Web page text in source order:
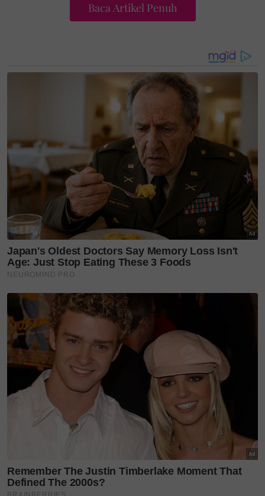
Terdahulu Luqman mendirikan rumah tangga
Mac lalu ketika negara dalam pelaksanaan Perintah
Kawalan Pergerakan (PKP).
Majlis tersebut diadakan secara tertutup dengan
hanya dihadiri keluarga terdekat kedua belah pihak
(FOTO: Instagram Luqman Hafidz)
Layari portal SinarPlusuntuk info terkini dan bermanfaat!
Jangan lupa follow kami di Facebook Instagram Threads
YouTube&TikTok . Join grup Telegram kami
DI SINI
untuk info dan kisah penuh inspirasi
Jangan lupa dapatkan promosi istimewa
MAKANAN
KUCING TOMKRAF
yang kini sudah berada di 37
cawangan KK Super Mart terpilih di Shah Alam atau beli
Baca Artikel Penuh